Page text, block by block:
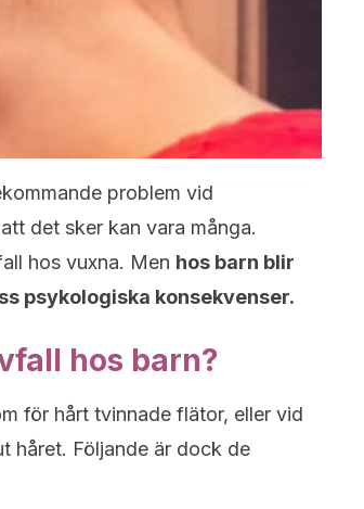
problem vid
det sker kan vara många.
hos vuxna. Men hos barn blir
psykologiska konsekvenser.
hos barn?
för hårt tvinnade flätor, eller vid
håret. Följande är dock de